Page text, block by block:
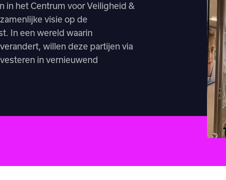
in het Centrum voor Veiligheid &
visie op de
In een wereld waarin
willen deze partijen via
in vernieuwend